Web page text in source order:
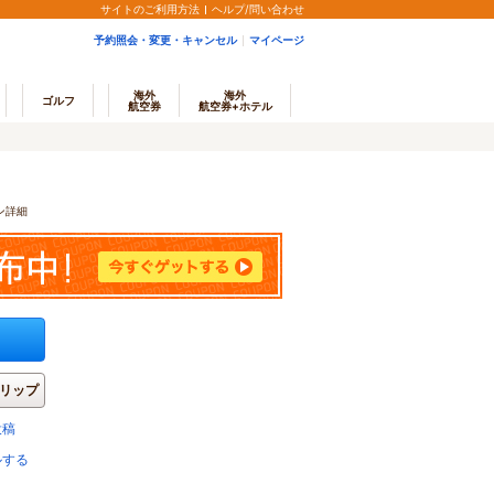
サイトのご利用方法 ヘルプ/問い合わせ
予約照会・変更・キャンセル マイページ
ゴルフ
海外
航空券
海外
航空券+ホテル
詳細
ップ
る